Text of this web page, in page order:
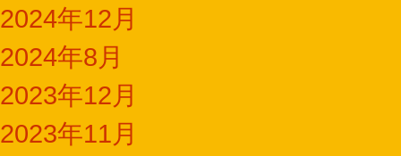
2024年12月
2024年8月
2023年12月
2023年11月